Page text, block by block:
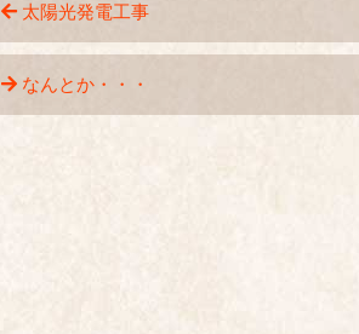
太陽光発電工事
なんとか・・・